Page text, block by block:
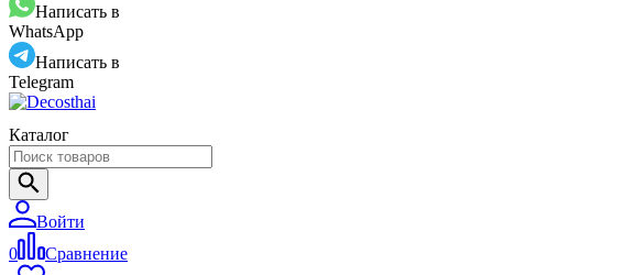
Написать в
WhatsApp
Написать в
Telegram
Каталог
Войти
0
Сравнение